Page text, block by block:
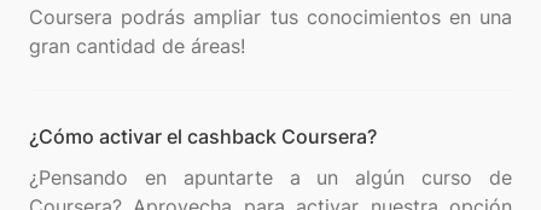
Coursera podrás ampliar tus conocimientos en una
¿Cómo activar el cashback Coursera?
¿Pensando en apuntarte a un algún curso de